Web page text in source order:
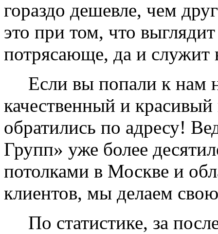
гораздо дешевле, чем
это при том, что
потрясающе, да и служит
Если вы попали к нам
качественный и
обратились по адресу!
Групп» уже более
потолками в Москве и
клиентов, мы делаем
По статистике, за